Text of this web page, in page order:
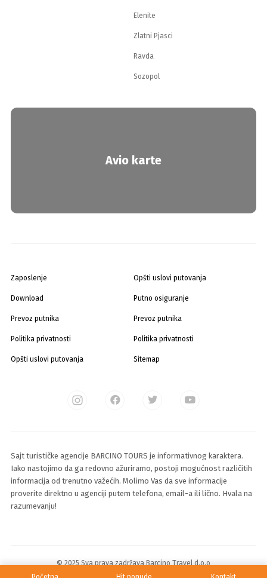
Elenite
Zlatni Pjasci
Ravda
Sozopol
Avio karte
Zaposlenje
Download
Prevoz putnika
Politika privatnosti
Opšti uslovi putovanja
Opšti uslovi putovanja
Putno osiguranje
Prevoz putnika
Politika privatnosti
Sitemap
Sajt turističke agencije BARCINO TOURS je informativnog karaktera.
Iako nastojimo da ga redovno ažuriramo, postoji mogućnost različitih
informacija od trenutno važećih. Molimo Vas da sve informacije
proverite direktno u agenciji putem telefona, email-a ili lično. Hvala na
razumevanju!
© 2025 Sva prava zadržava Barcino Travel d.o.o